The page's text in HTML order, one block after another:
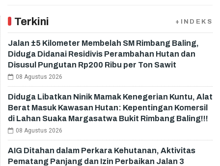
Terkini +INDEKS
Jalan ±5 Kilometer Membelah SM Rimbang Baling,
Diduga Didanai Residivis Perambahan Hutan dan
Disusul Pungutan Rp200 Ribu per Ton Sawit
08 Agustus 2026
Diduga Libatkan Ninik Mamak Kenegerian Kuntu, Alat
Berat Masuk Kawasan Hutan: Kepentingan Komersil
di Lahan Suaka Margasatwa Bukit Rimbang Baling!!!
08 Agustus 2026
AIG Ditahan dalam Perkara Kehutanan, Aktivitas
Pematang Panjang dan Izin Perbaikan Jalan 3